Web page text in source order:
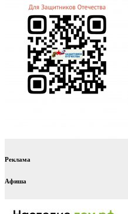
Реклама
Афиша